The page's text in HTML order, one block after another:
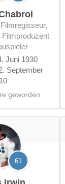
Filmproduzent
Juni 1930
September
geworden
61